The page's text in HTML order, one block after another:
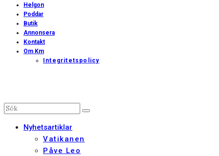
Helgon
Poddar
Butik
Annonsera
Kontakt
Om Km
Integritetspolicy
Nyhetsartiklar
Vatikanen
Påve Leo